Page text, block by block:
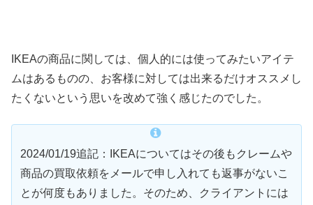
IKEAの商品に関しては、個人的には使ってみたいアイテ
ムはあるものの、お客様に対しては出来るだけオススメし
たくないという思いを改めて強く感じたのでした。
2024/01/19追記：IKEAについてはその後もクレームや
商品の買取依頼をメールで申し入れても返事がないこ
とが何度もありました。そのため、クライアントには